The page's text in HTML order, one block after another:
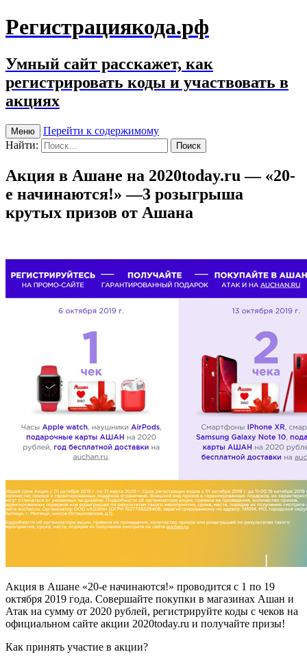
Регистрациякода.рф
Умный сайт расскажет, как
регистрировать коды и участвовать в
акциях
Меню
Перейти к содержимому
Найти:
Акция в Ашане на 2020today.ru — «20-
е начинаются!» —3 розыгрыша
крутых призов от Ашана
Акция в Ашане «20-е начинаются!» проводится с 1 по 19
октября 2019 года. Совершайте покупки в магазинах Ашан и
Атак на сумму от 2020 рублей, регистрируйте коды с чеков на
официальном сайте акции 2020today.ru и получайте призы!
Как принять участие в акции?